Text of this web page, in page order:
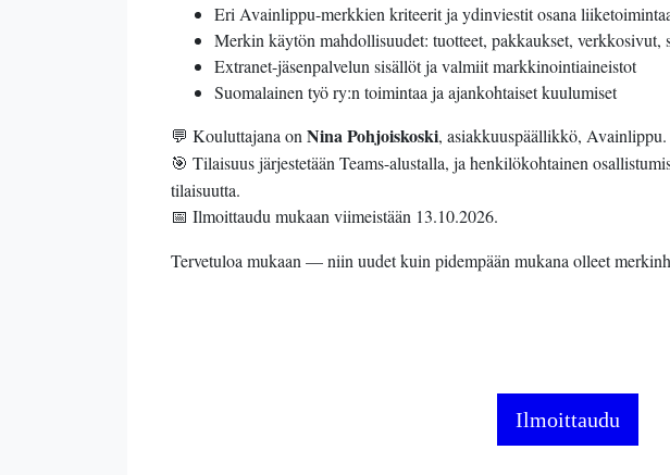
Eri Avainlippu-merkkien kriteerit ja ydinviestit osana
Merkin käytön mahdollisuudet: tuotteet, pakkaukset, verkkosivut,
Extranet-jäsenpalvelun sisällöt ja valmiit markkinointiaineistot
Suomalainen työ ry:n toimintaa ja ajankohtaiset kuulumiset
💬 Kouluttajana on Nina Pohjoiskoski, asiakkuuspäällikkö, Avainlippu.
🎯 Tilaisuus järjestetään Teams-alustalla, ja henkilökohtainen
tilaisuutta.
📅 Ilmoittaudu mukaan viimeistään 13.10.2026.
Tervetuloa mukaan — niin uudet kuin pidempään mukana olleet